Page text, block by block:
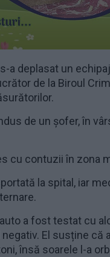
a deplasat un
de la Biroul
de un șofer, în
cu contuzii în zona
la spital, iar
a fost testat cu
El susține că
însă soarele l-a